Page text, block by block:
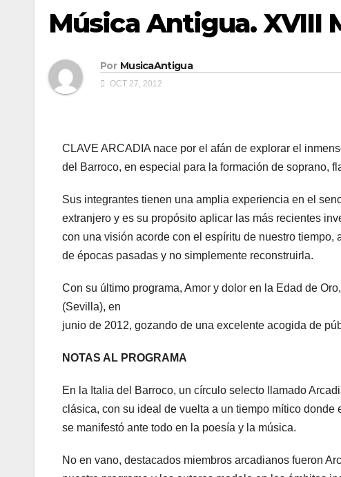
Música Antigua. XVIII
Por MusicaAntigua
OCT 27, 2012
CLAVE ARCADIA nace por el afán de explorar el
del Barroco, en especial para la formación de soprano,
Sus integrantes tienen una amplia experiencia en el
extranjero y es su propósito aplicar las más recientes
con una visión acorde con el espíritu de nuestro
de épocas pasadas y no simplemente reconstruirla.
Con su último programa, Amor y dolor en la Edad de
(Sevilla), en
junio de 2012, gozando de una excelente acogida de
NOTAS AL PROGRAMA
En la Italia del Barroco, un círculo selecto llamado
clásica, con su ideal de vuelta a un tiempo mítico
se manifestó ante todo en la poesía y la música.
No en vano, destacados miembros arcadianos fueron